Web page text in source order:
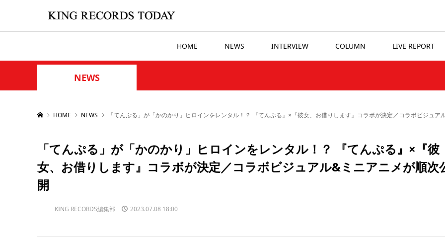
HOME NEWS INTERVIEW COLUMN LIVE REPORT
NEWS
HOME NEWS 「てんぷる」が「かのかり」ヒロインをレンタル！？ 『てんぷる』×『彼女、お借りします』コラボが決定／コラボビジュア
「てんぷる」が「かのかり」ヒロインをレンタル！？ 『てんぷる』×『彼
女、お借りします』コラボが決定／コラボビジュアル&ミニアニメが順次
開
KING RECORDS編集部 2023.07.08 18:00